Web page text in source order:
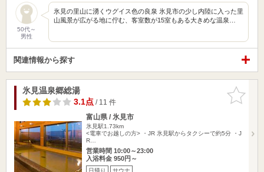
50代～
男性
氷見の里山に湧くウグイス色の良泉 氷見市の少し内陸に入った里
山風景が広がる地に佇む、客室数が15室もある大きめな温泉…
関連情報から探す
お気に入
りに追加
氷見温泉郷総湯
3.1点/ 11 件
富山県 / 氷見市
氷見駅1.73km
<電車でお越しの方> ・JR 氷見駅からタクシーで約5分 ・J
R…
営業時間 10:00～23:00
入浴料金 950円～
日帰り サウナ